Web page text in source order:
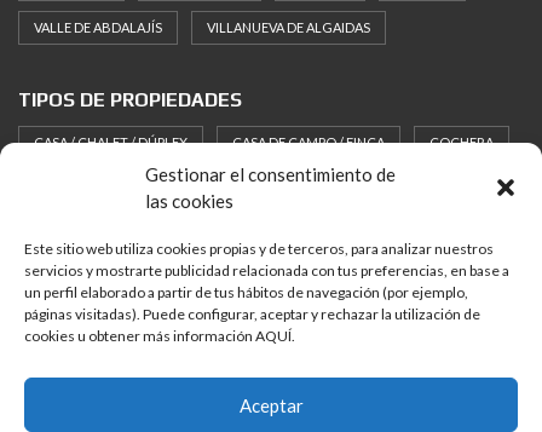
Gestionar el consentimiento de
las cookies
Este sitio web utiliza cookies propias y de terceros, para analizar nuestros
servicios y mostrarte publicidad relacionada con tus preferencias, en base a
un perfil elaborado a partir de tus hábitos de navegación (por ejemplo,
páginas visitadas). Puede configurar, aceptar y rechazar la utilización de
cookies u obtener más información AQUÍ.
Aceptar
VALLE DE ABDALAJÍS VILLANUEVA DE ALGAIDAS
TIPOS DE PROPIEDADES
CASA / CHALET / DÚPLEX CASA DE CAMPO / FINCA COCHERA
LOCAL PISO / APARTAMENTO SOLAR / PARCELA
¿QUÉ NECESITAS?
COMPRAR REBAJADO RESERVADO
LEGAL